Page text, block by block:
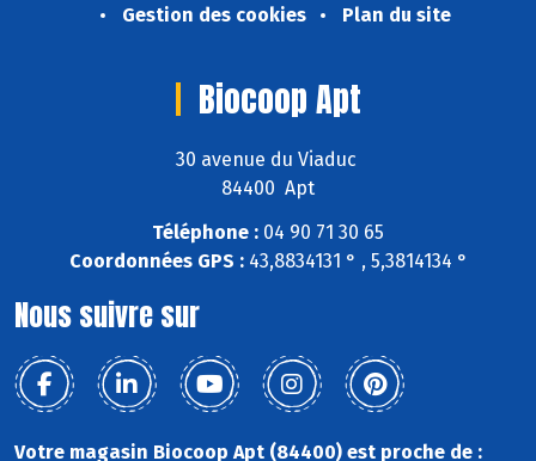
Gestion des cookies
Plan du site
Biocoop Apt
30 avenue du Viaduc
84400 Apt
Téléphone : 04 90 71 30 65
Coordonnées GPS :43,8834131 ° , 5,3814134 °
Nous suivre sur
Votre magasin Biocoop Apt (84400) est proche de :